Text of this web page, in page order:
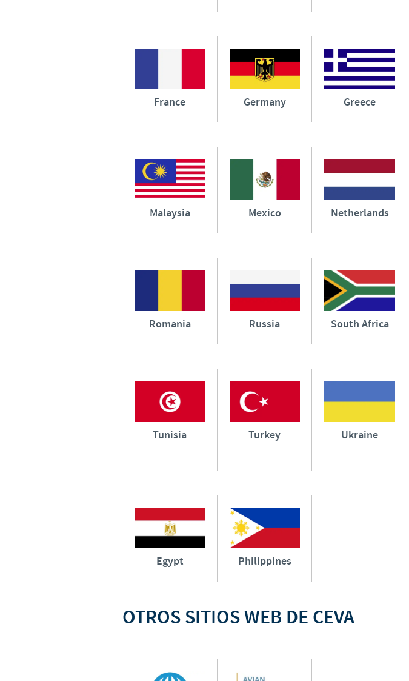
France Germany Greece
Malaysia Mexico Netherlands
Romania Russia South Africa
Tunisia Turkey Ukraine
Egypt Philippines
OTROS SITIOS WEB DE CEVA